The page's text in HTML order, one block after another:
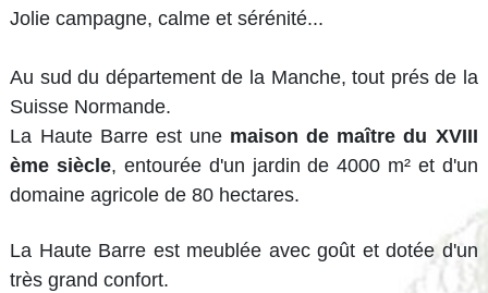
Jolie campagne, calme et sérénité...
Au sud du département de la Manche, tout prés de la
Suisse Normande.
La Haute Barre est une maison de maître du XVIII
ème siècle, entourée d'un jardin de 4000 m² et d'un
domaine agricole de 80 hectares.
La Haute Barre est meublée avec goût et dotée d'un
très grand confort.